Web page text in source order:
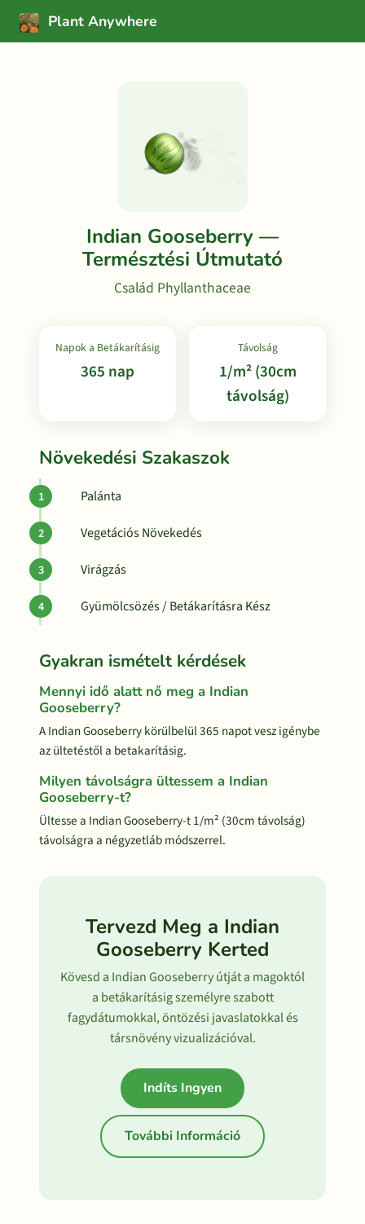
Plant Anywhere
Indian Gooseberry —
Természtési Útmutató
Család Phyllanthaceae
Napok a Betákarításig
365 nap
Távolság
1/m² (30cm
távolság)
Növekedési Szakaszok
Palánta
Vegetációs Növekedés
Virágzás
Gyümölcsözés / Betákarításra Kész
Gyakran ismételt kérdések
Mennyi idő alatt nő meg a Indian
Gooseberry?
A Indian Gooseberry körülbelül 365 napot vesz igénybe
az ültetéstől a betakarításig.
Milyen távolságra ültessem a Indian
Gooseberry-t?
Ültesse a Indian Gooseberry-t 1/m² (30cm távolság)
távolságra a négyzetláb módszerrel.
Tervezd Meg a Indian
Gooseberry Kerted
Kövesd a Indian Gooseberry útját a magoktól
a betákarításig személyre szabott
fagydátumokkal, öntözési javaslatokkal és
társnövény vizualizációval.
Indíts Ingyen
További Információ